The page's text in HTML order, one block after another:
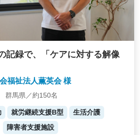
記録で、「ケアに対する解像
福祉法人薫英会 様
群馬県／約150名
就労継続支援B型
生活介護
障害者支援施設